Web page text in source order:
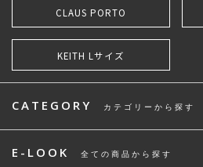
CLAUS PORTO
KEITH Lサイズ
CATEGORY カテゴリーから探す
E-LOOK 全ての商品から探す